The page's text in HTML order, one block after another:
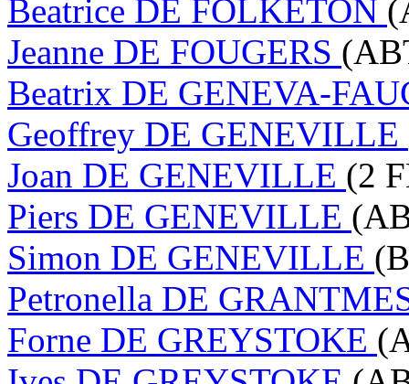
Beatrice DE FOLKETON
Jeanne DE FOUGERS
Beatrix DE GENEVA-
Geoffrey DE GENEVILLE
Joan DE GENEVILLE (2
Piers DE GENEVILLE
Simon DE GENEVILLE
Petronella DE
Forne DE GREYSTOKE